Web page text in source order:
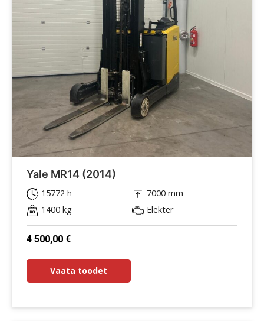
Yale MR14 (2014)
15772 h
7000 mm
1400 kg
Elekter
4 500,00 €
Vaata toodet